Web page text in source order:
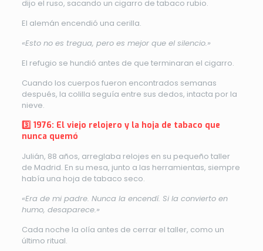
dijo el ruso, sacando un cigarro de tabaco rubio.
El alemán encendió una cerilla.
«Esto no es tregua, pero es mejor que el silencio.»
El refugio se hundió antes de que terminaran el cigarro.
Cuando los cuerpos fueron encontrados semanas
después, la colilla seguía entre sus dedos, intacta por la
nieve.
3️⃣ 1976: El viejo relojero y la hoja de tabaco que
nunca quemó
Julián, 88 años, arreglaba relojes en su pequeño taller
de Madrid. En su mesa, junto a las herramientas, siempre
había una hoja de tabaco seco.
«Era de mi padre. Nunca la encendí. Si la convierto en
humo, desaparece.»
Cada noche la olía antes de cerrar el taller, como un
último ritual.